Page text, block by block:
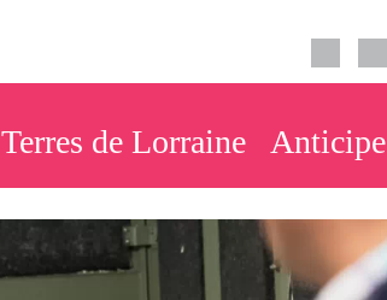
Terres de Lorraine Anticipe